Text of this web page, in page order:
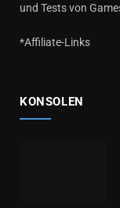
und Tests von
*Affiliate-Links
KONSOLEN